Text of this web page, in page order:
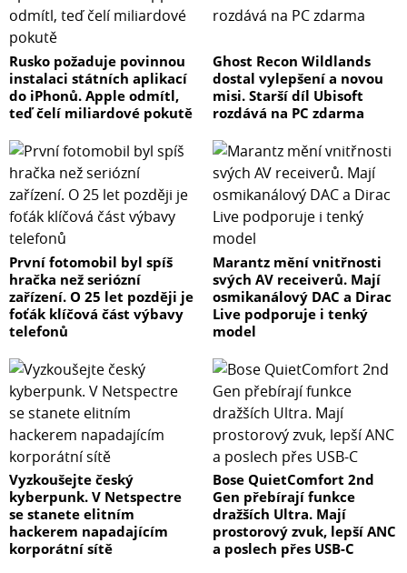
Rusko požaduje povinnou
instalaci státních aplikací
do iPhonů. Apple odmítl,
teď čelí miliardové pokutě
Ghost Recon Wildlands
dostal vylepšení a novou
misi. Starší díl Ubisoft
rozdává na PC zdarma
První fotomobil byl spíš
hračka než seriózní
zařízení. O 25 let později je
foťák klíčová část výbavy
telefonů
Marantz mění vnitřnosti
svých AV receiverů. Mají
osmikanálový DAC a Dirac
Live podporuje i tenký
model
Vyzkoušejte český
kyberpunk. V Netspectre
se stanete elitním
hackerem napadajícím
korporátní sítě
Bose QuietComfort 2nd
Gen přebírají funkce
dražších Ultra. Mají
prostorový zvuk, lepší ANC
a poslech přes USB-C